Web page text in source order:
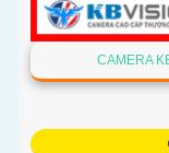
CAMERA